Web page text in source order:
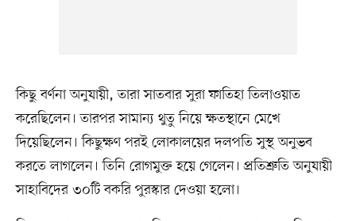
কিছু বর্ণনা অনুযায়ী, তারা সাতবার সুরা ফাতিহা তিলাওয়াত
করেছিলেন। তারপর সামান্য থুতু নিয়ে ক্ষতস্থানে মেখে
দিয়েছিলেন। কিছুক্ষণ পরই লোকালয়ের দলপতি সুস্থ অনুভব
করতে লাগলেন। তিনি রোগমুক্ত হয়ে গেলেন। প্রতিশ্রুতি অনুযায়ী
সাহাবিদের ৩০টি বকরি পুরস্কার দেওয়া হলো।